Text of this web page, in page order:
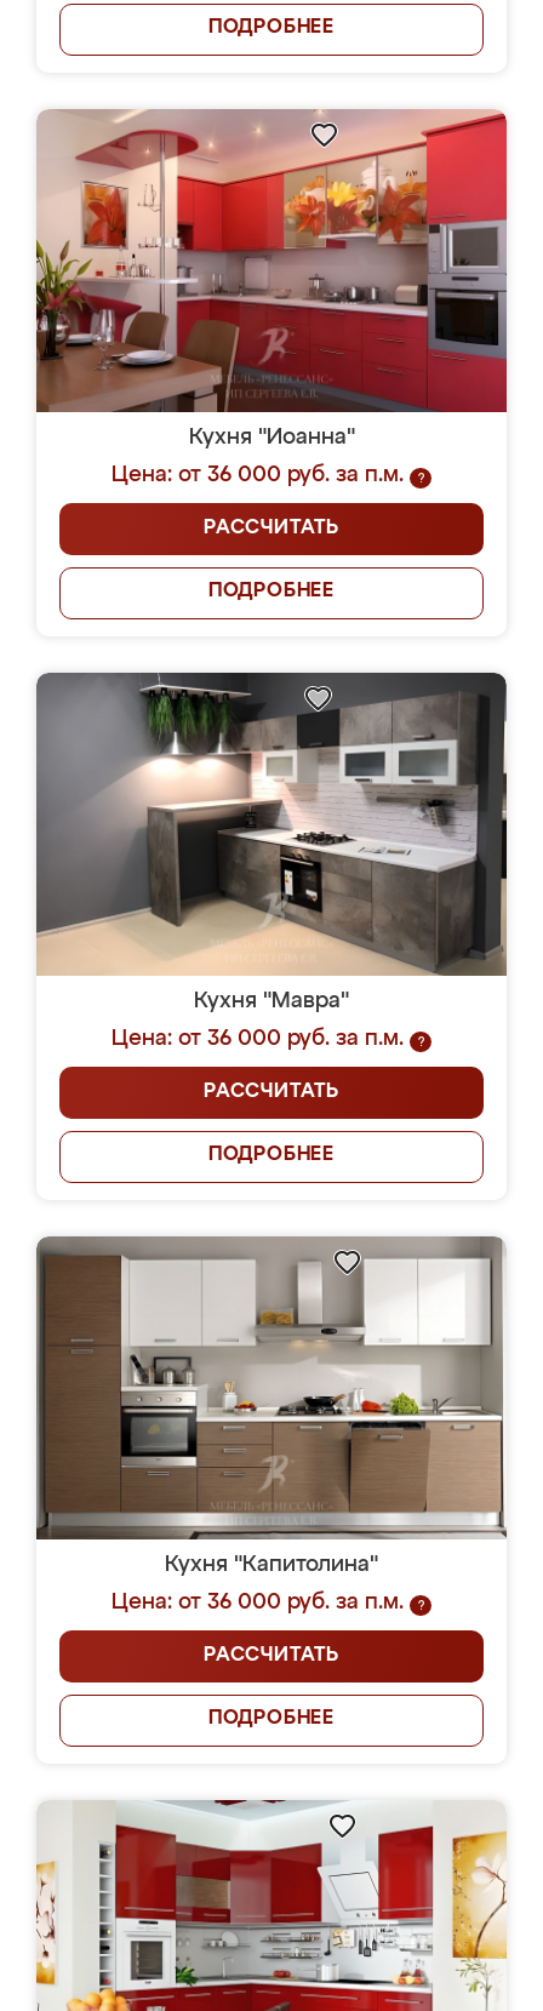
ПОДРОБНЕЕ
Кухня "Иоанна"
Цена: от 36 000 руб. за п.м.
?
РАССЧИТАТЬ
ПОДРОБНЕЕ
Кухня "Мавра"
Цена: от 36 000 руб. за п.м.
?
РАССЧИТАТЬ
ПОДРОБНЕЕ
Кухня "Капитолина"
Цена: от 36 000 руб. за п.м.
?
РАССЧИТАТЬ
ПОДРОБНЕЕ